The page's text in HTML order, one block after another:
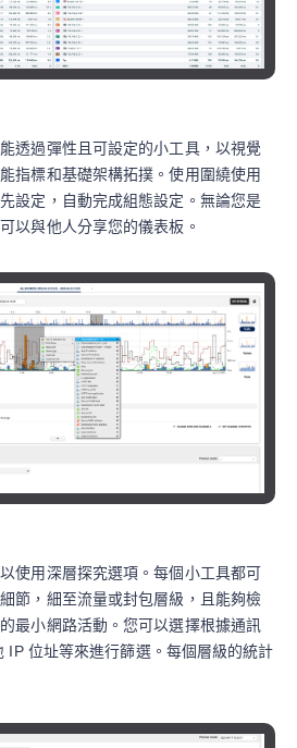
透過彈性且可設定的小工具，以視覺
指標和基礎架構拓撲。使用圍繞使用
設定，自動完成組態設定。無論您是
以與他人分享您的儀表板。
使用深層探究選項。每個小工具都可
節，細至流量或封包層級，且能夠檢
最小網路活動。您可以選擇根據通訊
IP 位址等來進行篩選。每個層級的統計